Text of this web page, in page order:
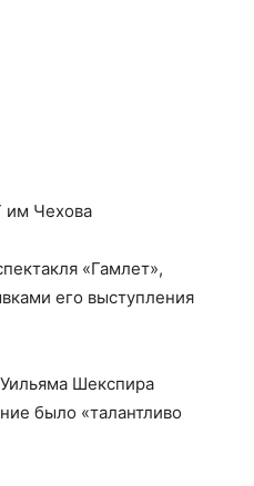
им Чехова
«Гамлет»,
его выступления
Шекспира
было «талантливо